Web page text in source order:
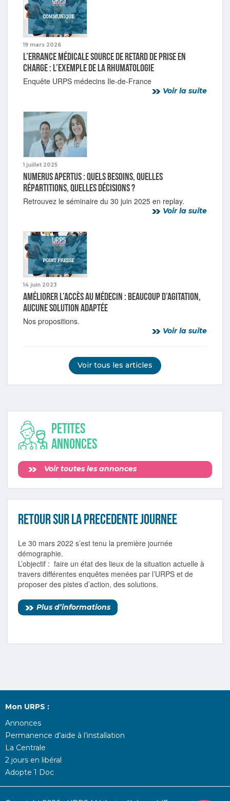
19 mars 2026
L’errance médicale source de retard de prise en
charge : l’exemple de la rhumatologie
Enquête URPS médecins Ile-de-France
Voir la suite
1 juillet 2025
Numerus Apertus : quels besoins, quelles
répartitions, quelles décisions ?
Retrouvez le séminaire du 30 juin 2025 en replay.
Voir la suite
14 juin 2023
Améliorer l’accès au médecin : beaucoup d’agitation,
aucune solution adaptée
Nos propositions.
Voir la suite
Voir tous les articles
Petites
annonces
Voir toutes les annonces
RETOUR SUR LA PRECEDENTE JOURNEE
Le 30 mars 2022 s’est tenu la première journée
démographie.
L’objectif : faire un état des lieux de la situation actuelle à
travers différentes enquêtes menées par l’URPS et de
proposer des pistes d’action, des solutions.
Plus d’informations
Mon URPS :
Annonces
Permanence d’aide à l’installation
La Centrale
2 jours en libéral
Adopte 1 Doc